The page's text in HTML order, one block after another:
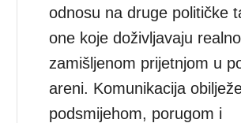
odnosu na druge političke
one koje doživljavaju
zamišljenom prijetnjom u
areni. Komunikacija
podsmijehom, porugom i